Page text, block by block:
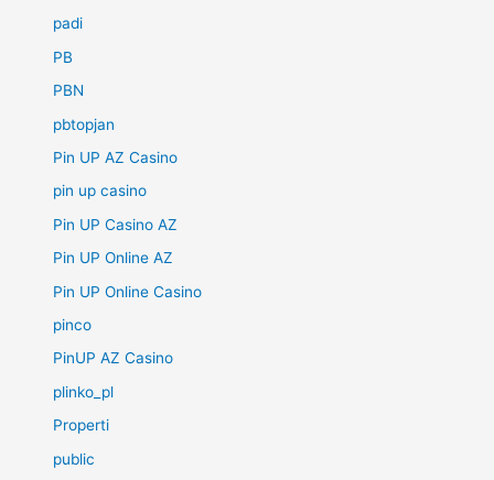
padi
PB
PBN
pbtopjan
Pin UP AZ Casino
pin up casino
Pin UP Casino AZ
Pin UP Online AZ
Pin UP Online Casino
pinco
PinUP AZ Casino
plinko_pl
Properti
public